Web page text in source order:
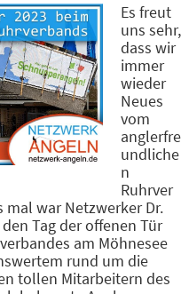
Es freut
uns sehr,
dass wir
immer
wieder
Neues
vom
anglerfre
undliche
n
Ruhrver
war Netzwerker Dr.
Tag der offenen Tür
am Möhnesee
rund um die
tollen Mitarbeitern des